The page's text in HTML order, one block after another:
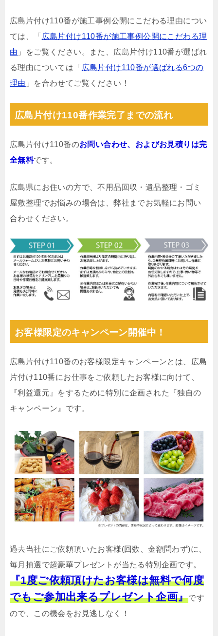
広島片付け110番が施工事例公開にこだわる理由につい
ては、「 広島片付け110番が施工事例公開にこだわる理
由 」をご覧ください。また、広島片付け110番が選ばれ
る理由については「 広島片付け110番が選ばれる6つの
理由 」を合わせてご覧ください！
広島片付け110番作業完了までの流れ
広島片付け110番のお問い合わせ、およびお見積りは完
全無料です。
広島県にお住いの方で、不用品回収・遺品整理・ゴミ
屋敷整理でお悩みの場合は、弊社までお気軽にお問い
合わせください。
お客様限定のキャンペーン開催中！
広島片付け110番のお客様限定キャンペーンとは、広島
片付け110番にお仕事をご依頼したお客様に向けて、
『利益還元』をするために特別に企画された『独自の
キャンペーン』です。
過去当社にご依頼頂いたお客様(回数、金額問わず)に、
毎月抽選で超豪華プレゼントが当たる特別企画です。
『1度ご依頼頂けたお客様は無料で何度
でもご参加出来るプレゼント企画』です
ので、この機会をお見逃しなく！